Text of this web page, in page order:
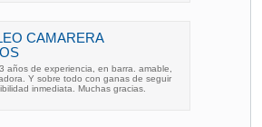
CAMARERA
años de experiencia, en barra. amable,
Y sobre todo con ganas de seguir
inmediata. Muchas gracias.